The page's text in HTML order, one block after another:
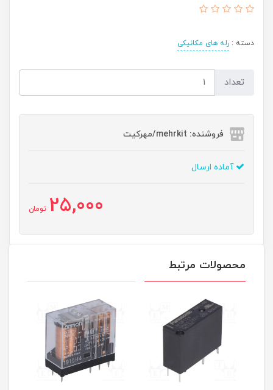
دسته : رله های مکانیکی
تعداد
فروشنده: mehrkit/مهرکیت
آماده ارسال
25,000 تومان
محصولات مرتبط